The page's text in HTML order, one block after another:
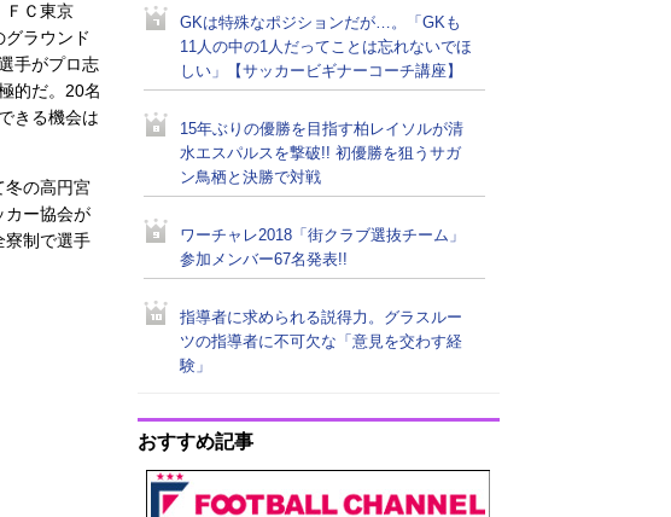
ＦＣ東京
ラウンド
手がプロ志
的だ。20名
きる機会は
冬の高円宮
カー協会が
寮制で選手
GKは特殊なポジションだが…。「GKも
11人の中の1人だってことは忘れないでほ
しい」【サッカービギナーコーチ講座】
15年ぶりの優勝を目指す柏レイソルが清
水エスパルスを撃破!! 初優勝を狙うサガ
ン鳥栖と決勝で対戦
ワーチャレ2018「街クラブ選抜チーム」
参加メンバー67名発表!!
指導者に求められる説得力。グラスルー
ツの指導者に不可欠な「意見を交わす経
験」
おすすめ記事